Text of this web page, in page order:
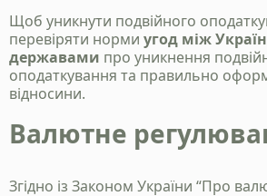
Щоб уникнути подвійного
перевіряти норми угод між
державами про уникнення
оподаткування та правильно
відносини.
Валютне
Згідно із Законом України “Про